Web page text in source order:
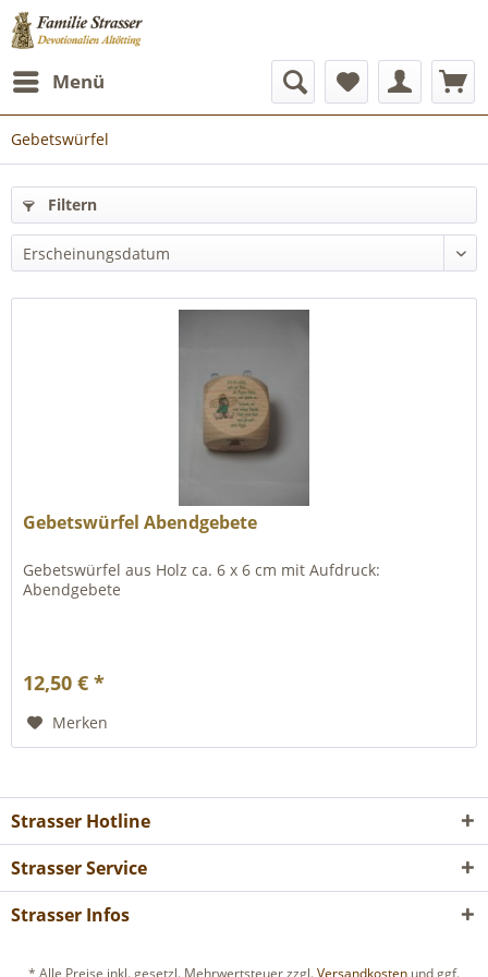
Menü
Gebetswürfel
Filtern
Gebetswürfel Abendgebete
Gebetswürfel aus Holz ca. 6 x 6 cm mit Aufdruck:
Abendgebete
12,50 € *
Merken
Strasser Hotline
Strasser Service
Strasser Infos
* Alle Preise inkl. gesetzl. Mehrwertsteuer zzgl. Versandkosten und ggf.